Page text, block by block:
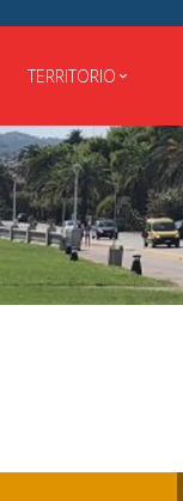
TERRITORIO